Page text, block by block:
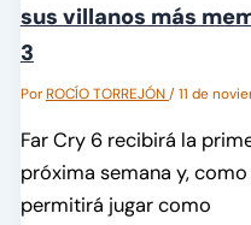
sus villanos más
3
PorROCÍO TORREJÓN/11 de
Far Cry 6 recibirá la
próxima semana y,
permitirá jugar como